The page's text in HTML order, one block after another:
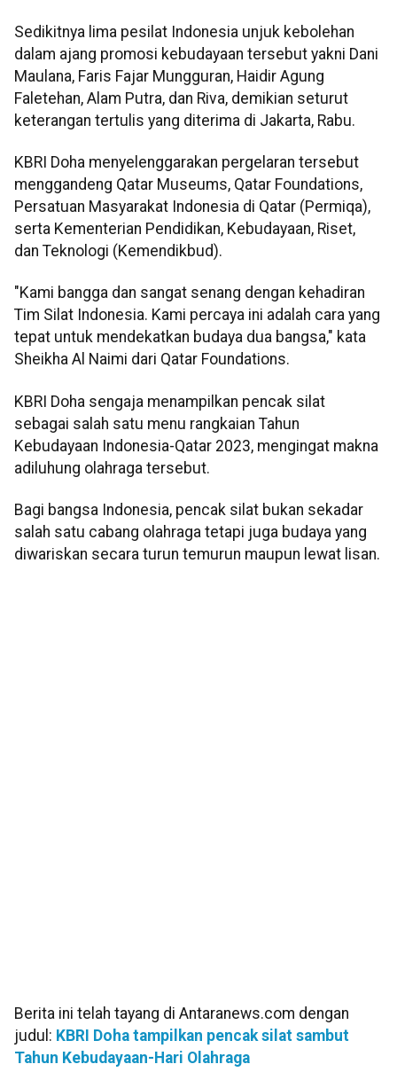
Sedikitnya lima pesilat Indonesia unjuk kebolehan
dalam ajang promosi kebudayaan tersebut yakni Dani
Maulana, Faris Fajar Mungguran, Haidir Agung
Faletehan, Alam Putra, dan Riva, demikian seturut
keterangan tertulis yang diterima di Jakarta, Rabu.
KBRI Doha menyelenggarakan pergelaran tersebut
menggandeng Qatar Museums, Qatar Foundations,
Persatuan Masyarakat Indonesia di Qatar (Permiqa),
serta Kementerian Pendidikan, Kebudayaan, Riset,
dan Teknologi (Kemendikbud).
"Kami bangga dan sangat senang dengan kehadiran
Tim Silat Indonesia. Kami percaya ini adalah cara yang
tepat untuk mendekatkan budaya dua bangsa," kata
Sheikha Al Naimi dari Qatar Foundations.
KBRI Doha sengaja menampilkan pencak silat
sebagai salah satu menu rangkaian Tahun
Kebudayaan Indonesia-Qatar 2023, mengingat makna
adiluhung olahraga tersebut.
Bagi bangsa Indonesia, pencak silat bukan sekadar
salah satu cabang olahraga tetapi juga budaya yang
diwariskan secara turun temurun maupun lewat lisan.
Berita ini telah tayang di Antaranews.com dengan
judul: KBRI Doha tampilkan pencak silat sambut
Tahun Kebudayaan-Hari Olahraga